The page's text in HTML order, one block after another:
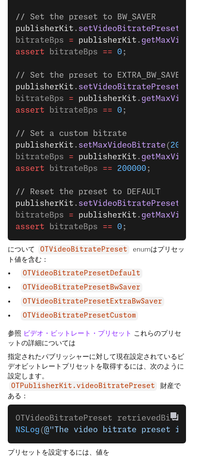
// Set the preset to BW_SAVER
publisherKit . setVideoBitratePreset
bitrateBps = publisherKit .
assert bitrateBps == 0 ;
// Set the preset to EXTRA_BW_SAVER
publisherKit . setVideoBitratePreset
bitrateBps = publisherKit .
assert bitrateBps == 0 ;
// Set a custom bitrate
publisherKit . setMaxVideoBitrate ( 200000
bitrateBps = publisherKit .
assert bitrateBps == 200000 ;
// Reset the preset to DEFAULT
publisherKit . setVideoBitratePreset
bitrateBps = publisherKit .
assert bitrateBps == 0 ;
について OTVideoBitratePreset
enumはプリセッ
ト値を含む：
OTVideoBitratePresetDefault
OTVideoBitratePresetBwSaver
OTVideoBitratePresetExtraBwSaver
OTVideoBitratePresetCustom
参照 ビデオ・ビットレート・プリセット これらのプリセ
ットの詳細については
指定されたパブリッシャーに対して現在設定されているビ
デオビットレートプリセットを取得するには、次のように
設定します。
OTPublisherKit.videoBitratePreset
財産で
ある：
OTVideoBitratePreset
NSLog (@"The video bitrate preset is:
プリセットを設定するには、値を